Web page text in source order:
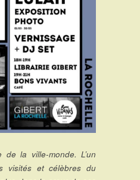
la ville-monde. L’un
visités et célèbres du